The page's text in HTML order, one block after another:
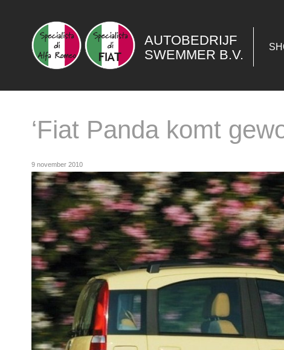
AUTOBEDRIJF
SWEMMER B.V.
‘Fiat Panda komt
9 november 2010